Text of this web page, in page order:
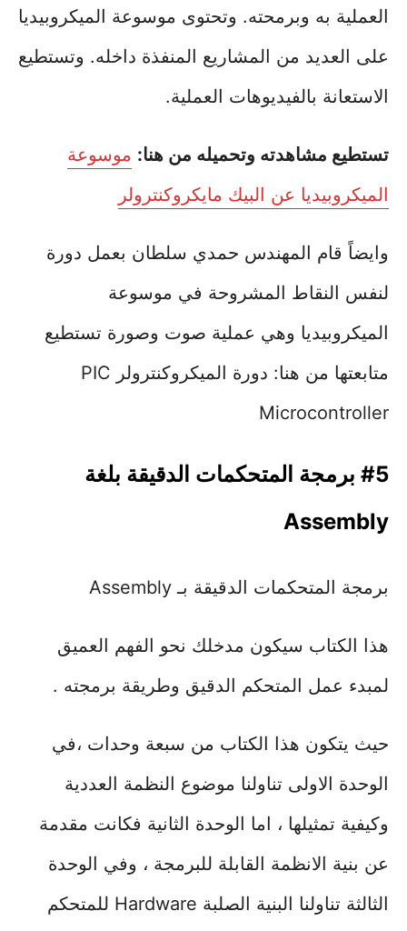
العملية به وبرمحته. وتحتوى موسوعة الميكروبيديا
على العديد من المشاريع المنفذة داخله. وتستطيع
الاستعانة بالفيديوهات العملية.
تستطيع مشاهدته وتحميله من هنا: موسوعة
الميكروبيديا عن البيك مايكروكنترولر
وايضاً قام المهندس حمدي سلطان بعمل دورة
لنفس النقاط المشروحة في موسوعة
الميكروبيديا وهي عملية صوت وصورة تستطيع
متابعتها من هنا: دورة الميكروكنترولر PIC
Microcontroller
#5 برمجة المتحكمات الدقيقة بلغة
Assembly
برمجة المتحكمات الدقيقة بـ Assembly
هذا الكتاب سيكون مدخلك نحو الفهم العميق
لمبدء عمل المتحكم الدقيق وطريقة برمجته .
حيث يتكون هذا الكتاب من سبعة وحدات ،في
الوحدة الاولى تناولنا موضوع النظمة العددية
وكيفية تمثيلها ، اما الوحدة الثانية فكانت مقدمة
عن بنية الانظمة القابلة للبرمجة ، وفي الوحدة
الثالثة تناولنا البنية الصلبة Hardware للمتحكم